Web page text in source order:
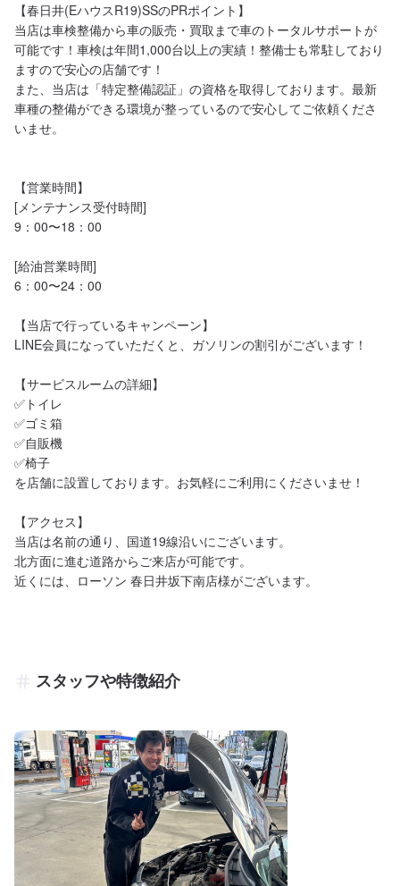
【春日井(EハウスR19)SSのPRポイント】
当店は車検整備から車の販売・買取まで車のトータルサポートが
可能です！車検は年間1,000台以上の実績！整備士も常駐しており
ますので安心の店舗です！
また、当店は「特定整備認証」の資格を取得しております。最新
車種の整備ができる環境が整っているので安心してご依頼くださ
いませ。
【営業時間】
[メンテナンス受付時間]
9：00〜18：00
[給油営業時間]
6：00〜24：00
【当店で行っているキャンペーン】
LINE会員になっていただくと、ガソリンの割引がございます！
【サービスルームの詳細】
✅トイレ
✅ゴミ箱
✅自販機
✅椅子
を店舗に設置しております。お気軽にご利用にくださいませ！
【アクセス】
当店は名前の通り、国道19線沿いにございます。
北方面に進む道路からご来店が可能です。
近くには、ローソン 春日井坂下南店様がございます。
スタッフや特徴紹介